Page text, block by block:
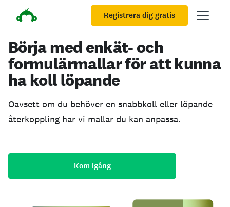
Registrera dig gratis
Börja med enkät- och
formulärmallar för att kunna
ha koll löpande
Oavsett om du behöver en snabbkoll eller löpande
återkoppling har vi mallar du kan anpassa.
Kom igång